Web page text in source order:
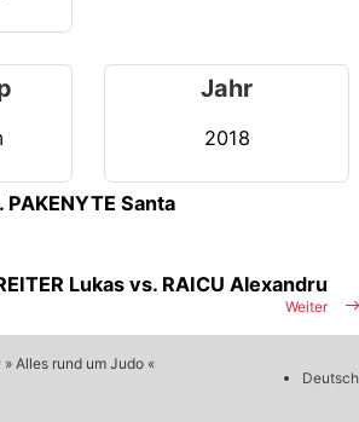
Jahr
2018
PAKENYTE Santa
Weiter
Lukas vs. RAICU Alexandru
Alles rund um Judo «
Deutsch